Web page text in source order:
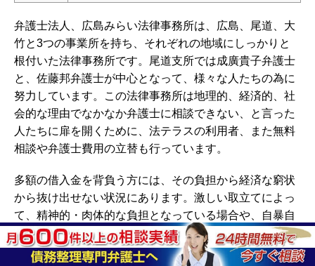
弁護士法人、広島みらい法律事務所は、広島、尾道、大
竹と3つの事業所を持ち、それぞれの地域にしっかりと
根付いた法律事務所です。尾道支所では成廣貴子弁護士
と、佐藤邦弁護士が中心となって、様々な人たちの為に
努力しています。この法律事務所は地理的、経済的、社
会的な理由でなかなか弁護士に相談できない、と言った
人たちに扉を開くために、法テラスの利用者、また無料
相談や弁護士費用の立替も行っています。
多額の借入金を背負う方には、その負担から経済な窮状
から抜け出せない状況にあります。激しい取立てによっ
て、精神的・肉体的な負担となっている場合や、自暴自
棄になってしまうこともあります。 債務整理を行う事で
新たな一歩を踏み出す事が可能です。ほとんどの場合、